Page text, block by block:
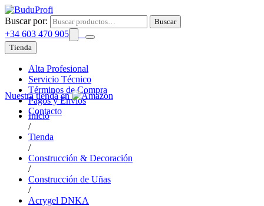
Buscar por: Buscar
+34 603 470 905
Tienda
Alta Profesional
Servicio Técnico
Términos de Compra
Pagos y Envíos
Contacto
Nuestra tienda en
Inicio
/
Tienda
/
Construcción & Decoración
/
Construcción de Uñas
/
Acrygel DNKA